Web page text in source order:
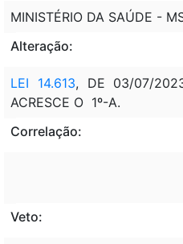
MINISTÉRIO DA SAÚDE -
Alteração:
LEI 14.613, DE 03/07/
ACRESCE O 1º-A.
Correlação:
Veto: